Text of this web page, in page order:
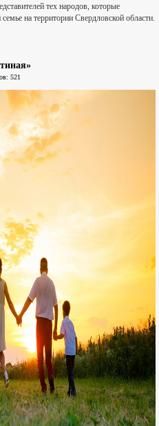
тех народов, которые
на территории Свердловской области.
521